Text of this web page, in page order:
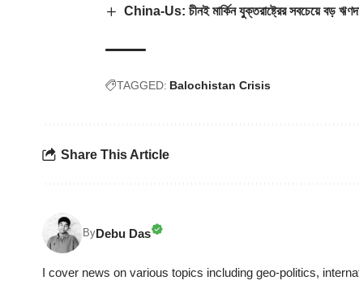
China-Us: চীনই মার্কিন যুক্তরাষ্ট্রের সবচেয়ে বড়
TAGGED: Balochistan Crisis
Share This Article
ByDebu Das
I cover news on various topics including geo-politics,